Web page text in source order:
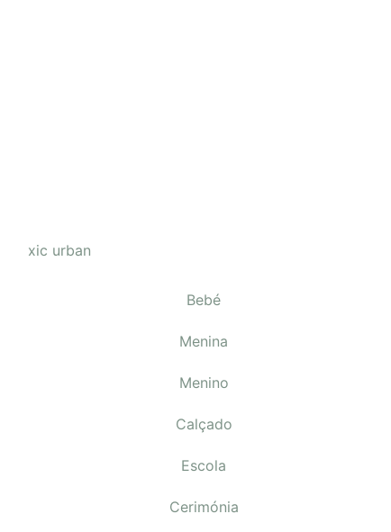
Bebé
Menina
Menino
Calçado
Escola
Cerimónia